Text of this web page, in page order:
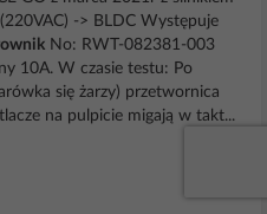
-> BLDC Występuje
No: RWT-082381-003
10A. W czasie testu: Po
się żarzy) przetwornica
na pulpicie migają w takt...